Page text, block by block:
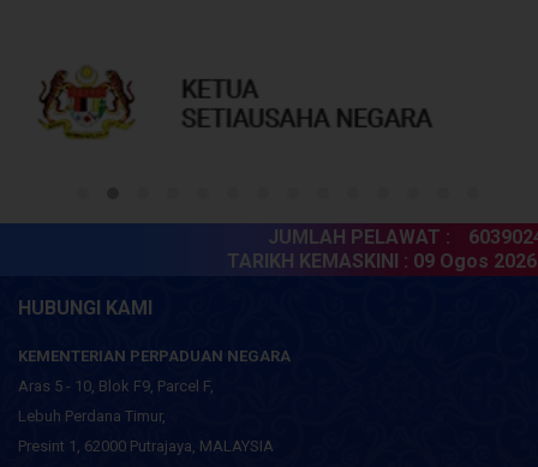
JUMLAH PELAWAT :
60390249
TARIKH KEMASKINI :09 Ogos 2026
HUBUNGI KAMI
KEMENTERIAN PERPADUAN NEGARA
Aras 5 - 10, Blok F9, Parcel F,
Lebuh Perdana Timur,
Presint 1, 62000 Putrajaya, MALAYSIA